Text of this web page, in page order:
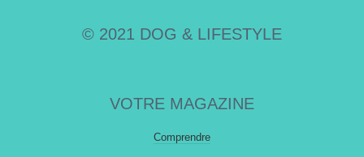
© 2021 DOG & LIFESTYLE
VOTRE MAGAZINE
Comprendre